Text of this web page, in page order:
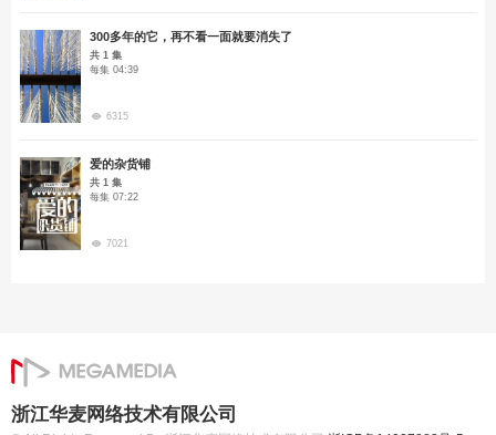
300多年的它，再不看一面就要消失了
共 1 集
每集 04:39
6315
爱的杂货铺
共 1 集
每集 07:22
7021
浙江华麦网络技术有限公司